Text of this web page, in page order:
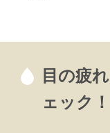
目の疲
ェック！